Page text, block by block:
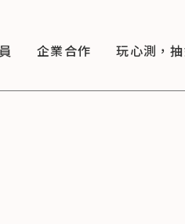
企業合作 玩心測，抽